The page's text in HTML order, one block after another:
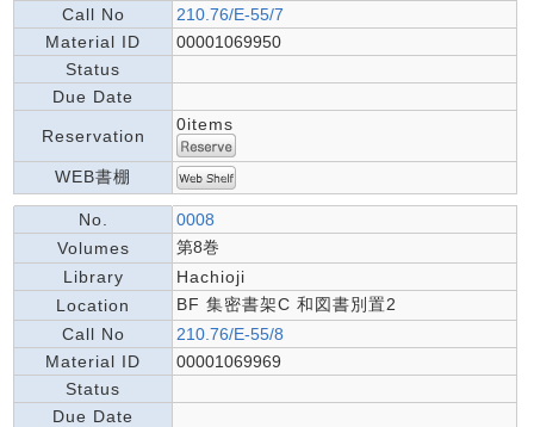
Call No
210.76/E-55/7
Material ID
00001069950
Status
Due Date
Reservation
0items
WEB書棚
No.
0008
Volumes
第8巻
Library
Hachioji
Location
BF 集密書架C 和図書別置2
Call No
210.76/E-55/8
Material ID
00001069969
Status
Due Date